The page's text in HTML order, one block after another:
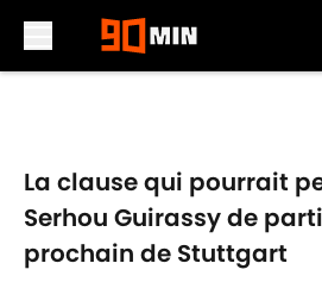
La clause qui pourrait
Serhou Guirassy de
prochain de Stuttgart